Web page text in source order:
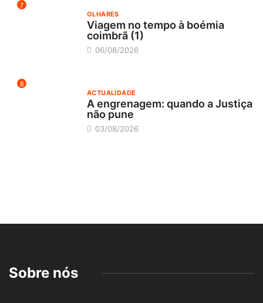
7
OLHARES
Viagem no tempo à boémia
coimbrã (1)
06/08/2026
8
ACTUALIDADE
A engrenagem: quando a Justiça
não pune
03/08/2026
Sobre nós